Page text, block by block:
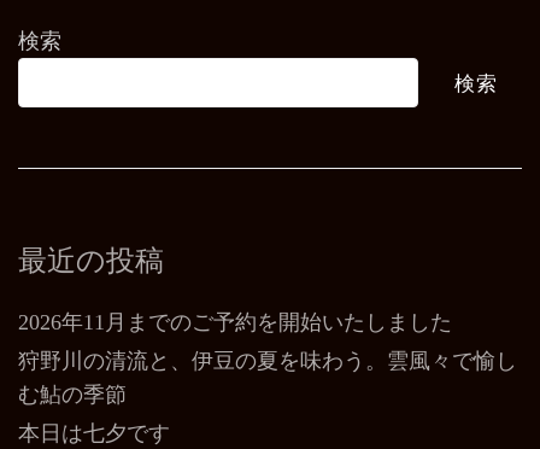
検索
検索
最近の投稿
2026年11月までのご予約を開始いたしました
狩野川の清流と、伊豆の夏を味わう。雲風々で愉し
む鮎の季節
本日は七夕です